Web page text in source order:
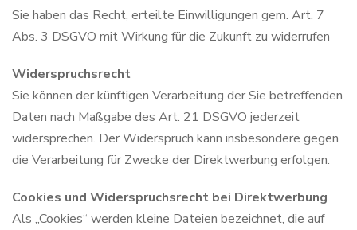
Sie haben das Recht, erteilte Einwilligungen gem. Art. 7
Abs. 3 DSGVO mit Wirkung für die Zukunft zu widerrufen
Widerspruchsrecht
Sie können der künftigen Verarbeitung der Sie betreffenden
Daten nach Maßgabe des Art. 21 DSGVO jederzeit
widersprechen. Der Widerspruch kann insbesondere gegen
die Verarbeitung für Zwecke der Direktwerbung erfolgen.
Cookies und Widerspruchsrecht bei Direktwerbung
Als „Cookies“ werden kleine Dateien bezeichnet, die auf